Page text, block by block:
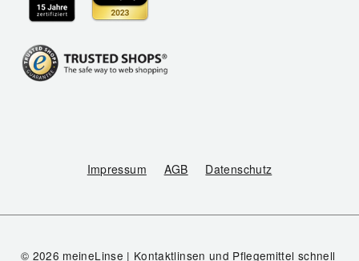
Impressum AGB Datenschutz
© 2026 meineLinse | Kontaktlinsen und Pflegemittel schnell